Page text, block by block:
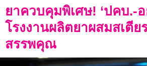
ยาควบคุมพิเศษ! ‘ปคบ.-อ
โรงงานผลิตยาผสมสเตีย
สรรพคุณ